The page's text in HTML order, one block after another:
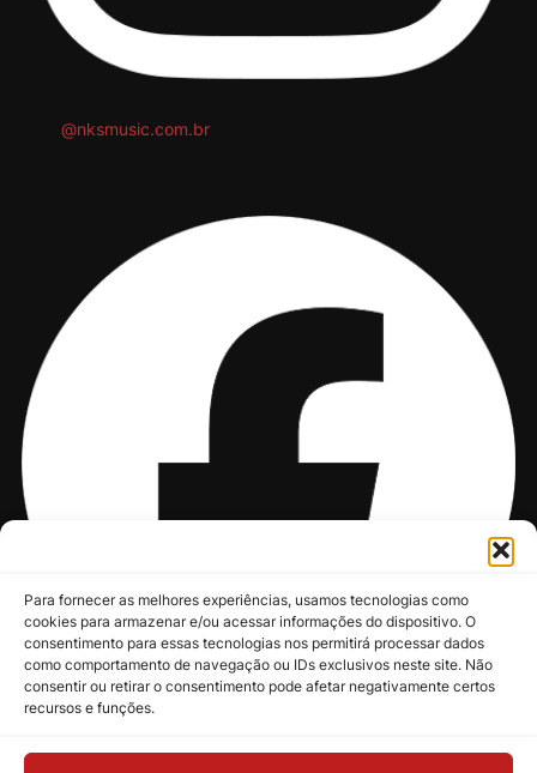
Para fornecer as melhores experiências, usamos tecnologias como
cookies para armazenar e/ou acessar informações do dispositivo. O
consentimento para essas tecnologias nos permitirá processar dados
como comportamento de navegação ou IDs exclusivos neste site. Não
consentir ou retirar o consentimento pode afetar negativamente certos
recursos e funções.
@nksmusic.com.br
@nksmusic